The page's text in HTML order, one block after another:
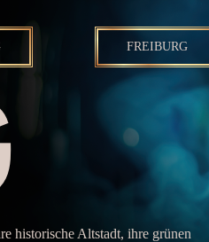
FREIBURG
historische Altstadt, ihre grünen